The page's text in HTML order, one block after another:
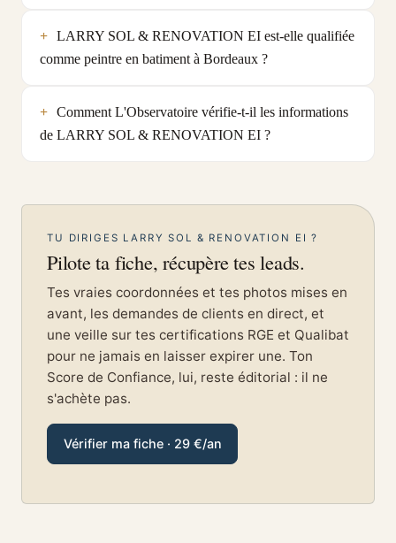
LARRY SOL & RENOVATION EI est-elle qualifiée
comme peintre en batiment à Bordeaux ?
Comment L'Observatoire vérifie-t-il les informations
de LARRY SOL & RENOVATION EI ?
TU DIRIGES LARRY SOL & RENOVATION EI ?
Pilote ta fiche, récupère tes leads.
Tes vraies coordonnées et tes photos mises en
avant, les demandes de clients en direct, et
une veille sur tes certifications RGE et Qualibat
pour ne jamais en laisser expirer une. Ton
Score de Confiance, lui, reste éditorial : il ne
s'achète pas.
Vérifier ma fiche · 29 €/an